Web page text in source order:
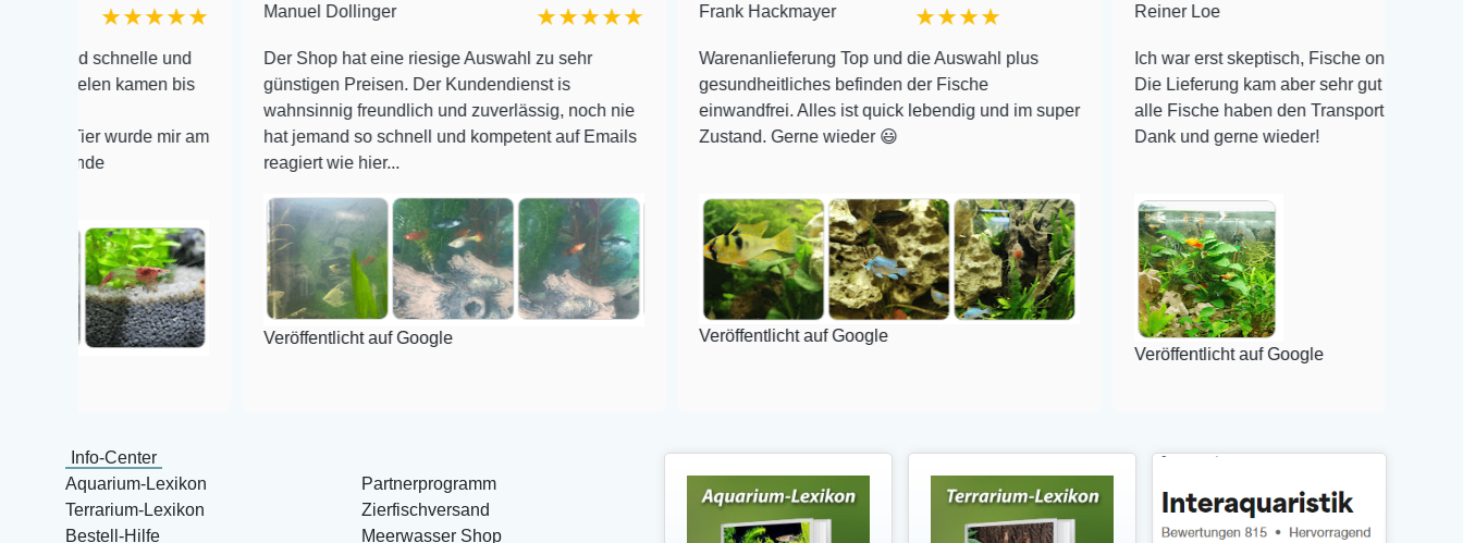
★★★★★
schnelle und
kamen bis
wurde mir am
Manuel Dollinger ★★★★★
Der Shop hat eine riesige Auswahl zu sehr
günstigen Preisen. Der Kundendienst is
wahnsinnig freundlich und zuverlässig, noch nie
hat jemand so schnell und kompetent auf Emails
reagiert wie hier...
Veröffentlicht auf Google
Frank Hackmayer ★★★★
Warenanlieferung Top und die Auswahl plus
gesundheitliches befinden der Fische
einwandfrei. Alles ist quick lebendig und im super
Zustand. Gerne wieder 😃
Veröffentlicht auf Google
Ich war erst skeptisch, Fische online zu bestellen!
Die Lieferung kam aber sehr gut verpackt an und
alle Fische haben den Transport überlebt! Vielen
Dank und gerne wieder!
Veröffentlicht auf Google
Info-Center
Aquarium-Lexikon
Terrarium-Lexikon
Bestell-Hilfe
Partnerprogramm
Zierfischversand
Meerwasser Shop